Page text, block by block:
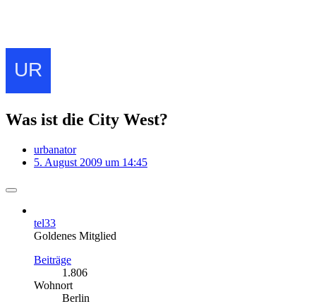
Was ist die City West?
urbanator
5. August 2009 um 14:45
tel33
Goldenes Mitglied
Beiträge
1.806
Wohnort
Berlin